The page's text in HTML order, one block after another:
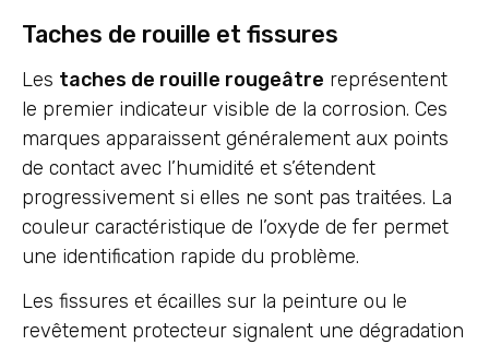
Taches de rouille et fissures
Les taches de rouille rougeâtre représentent
le premier indicateur visible de la corrosion. Ces
marques apparaissent généralement aux points
de contact avec l’humidité et s’étendent
progressivement si elles ne sont pas traitées. La
couleur caractéristique de l’oxyde de fer permet
une identification rapide du problème.
Les fissures et écailles sur la peinture ou le
revêtement protecteur signalent une dégradation